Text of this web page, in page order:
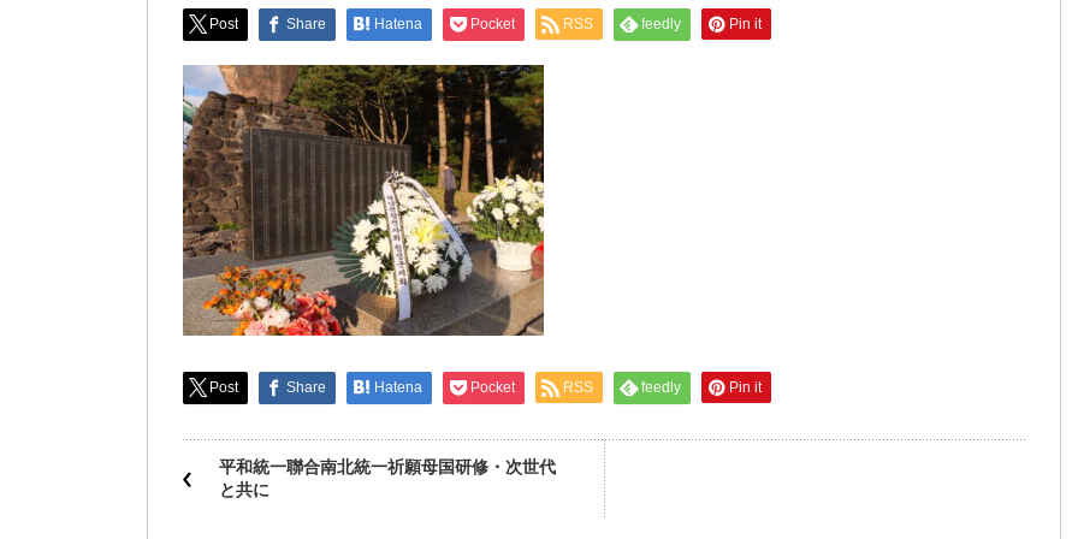
Post Share Hatena Pocket RSS feedly Pin it
Post Share Hatena Pocket RSS feedly Pin it
平和統一聯合南北統一祈願母国研修・次世代
と共に